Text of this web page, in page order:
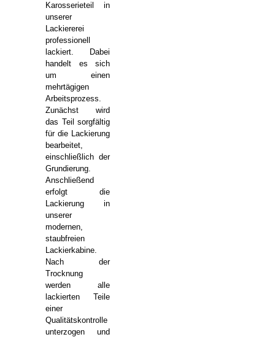
Karosserieteil in
unserer
Lackiererei
professionell
lackiert. Dabei
handelt es sich
um einen
mehrtägigen
Arbeitsprozess.
Zunächst wird
das Teil sorgfältig
für die Lackierung
bearbeitet,
einschließlich der
Grundierung.
Anschließend
erfolgt die
Lackierung in
unserer
modernen,
staubfreien
Lackierkabine.
Nach der
Trocknung
werden alle
lackierten Teile
einer
Qualitätskontrolle
unterzogen und